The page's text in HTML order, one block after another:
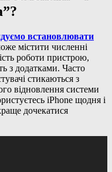
встановлювати
містити численні
роботи пристрою,
з додатками. Часто
стикаються з
відновлення системи
iPhone щодня і
дочекатися